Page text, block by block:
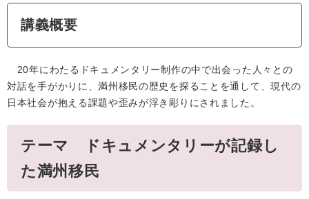
講義概要
20年にわたるドキュメンタリー制作の中で出会った人々との
対話を手がかりに、満州移民の歴史を探ることを通して、現代の
日本社会が抱える課題や歪みが浮き彫りにされました。
テーマ ドキュメンタリーが記録し
た満州移民